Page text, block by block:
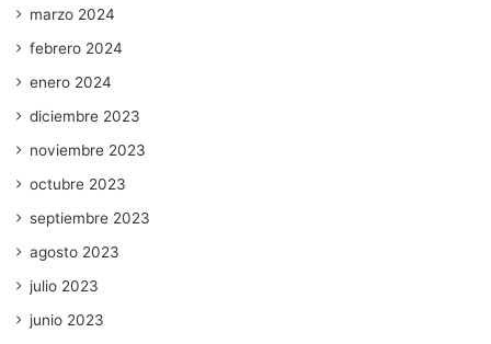
marzo 2024
febrero 2024
enero 2024
diciembre 2023
noviembre 2023
octubre 2023
septiembre 2023
agosto 2023
julio 2023
junio 2023